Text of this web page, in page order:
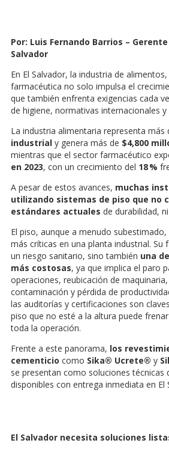
Por: Luis Fernando Barrios –
Salvador
En El Salvador, la industria de
farmacéutica no solo impulsa el
que también enfrenta exigencias cada
de higiene, normativas internacionales
La industria alimentaria representa más
industrial y genera más de $4,800
mientras que el sector farmacéutico
en 2023, con un crecimiento del 18 %
A pesar de estos avances, muchas
utilizando sistemas de piso que no
estándares actuales de durabilidad,
El piso, aunque a menudo
más críticas en una planta industrial. Su
un riesgo sanitario, sino también una
más costosas, ya que implica el paro
operaciones, reubicación de
contaminación y pérdida de
las auditorías y certificaciones son
piso que no esté a la altura puede
toda la operación.
Frente a este panorama, los
cementicio como Sika® Ucrete® y
se presentan como soluciones técnicas
disponibles con entrega inmediata en El
El Salvador necesita soluciones